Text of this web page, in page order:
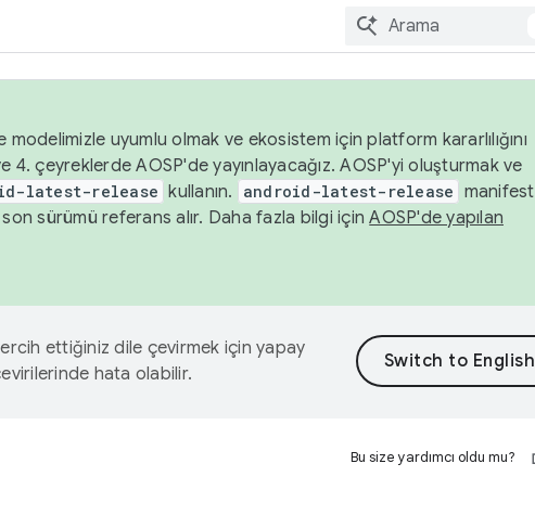
uyumlu olmak ve ekosistem için platform kararlılığını
4. çeyreklerde AOSP'de yayınlayacağız. AOSP'yi oluşturmak ve
latest-release kullanın. android-latest-release manifest
sürümü referans alır. Daha fazla bilgi içinAOSP'de yapılan
ettiğiniz dile çevirmek için yapay
hata olabilir.
Bu size yardımcı oldu mu?